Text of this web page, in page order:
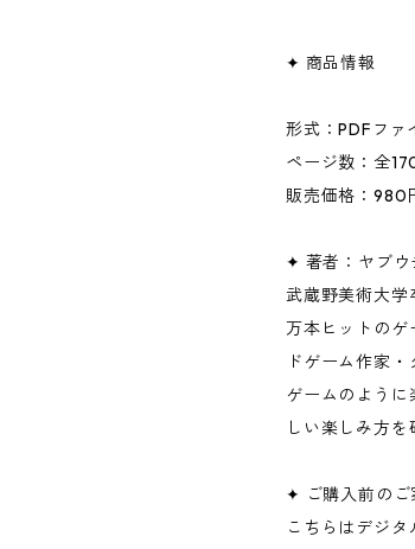
✦ 商品情報
形式：PDFファ
ページ数：全
販売価格：980
✦ 著者：ヤブウ
武蔵野美術大学
万本ヒットのゲ
ドゲーム作家
ゲームのよう
しい楽しみ方を
✦ ご購入前のご
こちらはデジ